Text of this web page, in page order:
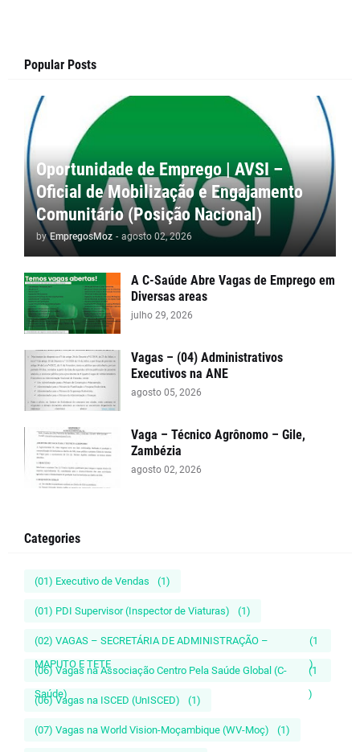
Popular Posts
Oportunidade de Emprego | AVSI –
Oficial de Mobilização e Engajamento
Comunitário (Posição Nacional)
by EmpregosMoz - agosto 02, 2026
A C-Saúde Abre Vagas de Emprego em
Diversas areas
julho 29, 2026
Vagas – (04) Administrativos
Executivos na ANE
agosto 05, 2026
Vaga – Técnico Agrônomo – Gile,
Zambézia
agosto 02, 2026
Categories
(01) Executivo de Vendas (1)
(01) PDI Supervisor (Inspector de Viaturas) (1)
(02) VAGAS – SECRETÁRIA DE ADMINISTRAÇÃO –
MAPUTO E TETE
(1
)
(06) Vagas na Associação Centro Pela Saúde Global (C-
Saúde)
(1
)
(06) Vagas na ISCED (UnISCED) (1)
(07) Vagas na World Vision-Moçambique (WV-Moç) (1)